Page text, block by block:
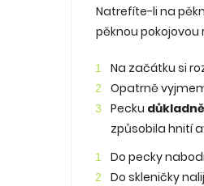
Natrefíte-li na
pěknou
Na začátku si
Opatrně
Pecku
způsobila hnití
Do pecky
Do skleničky